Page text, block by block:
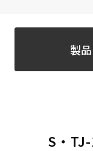
製
S・